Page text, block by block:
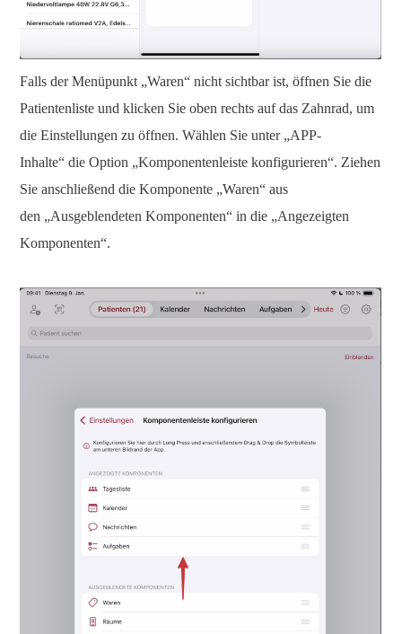
Falls der Menüpunkt „Waren“ nicht sichtbar ist, öffnen Sie die
Patientenliste und klicken Sie oben rechts auf das Zahnrad, um
die Einstellungen zu öffnen. Wählen Sie unter „APP-
Inhalte“ die Option „Komponentenleiste konfigurieren“. Ziehen
Sie anschließend die Komponente „Waren“ aus
den „Ausgeblendeten Komponenten“ in die „Angezeigten
Komponenten“.